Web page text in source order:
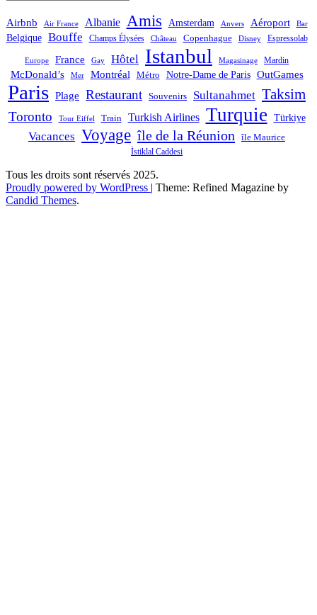
Airbnb Air France Albanie Amis Amsterdam Anvers Aéroport Bar
Belgique Bouffe Champs Élysées Château Copenhague Disney Espressolab
Europe France Gay Hôtel Istanbul Magasinage Mardin
McDonald’s Mer Montréal Métro Notre-Dame de Paris OutGames
Paris Plage Restaurant Souvenirs Sultanahmet Taksim
Toronto Tour Eiffel Train Turkish Airlines Turquie Türkiye
Vacances Voyage île de la Réunion
île Maurice
İstiklal Caddesi
Tous les droits sont réservés 2025.
Proudly powered by WordPress | Theme: Refined Magazine by
Candid Themes.